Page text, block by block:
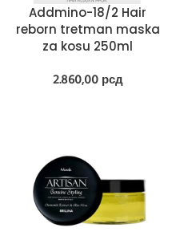
Addmino-18/2 Hair
reborn tretman maska
za kosu 250ml
2.860,00 рсд